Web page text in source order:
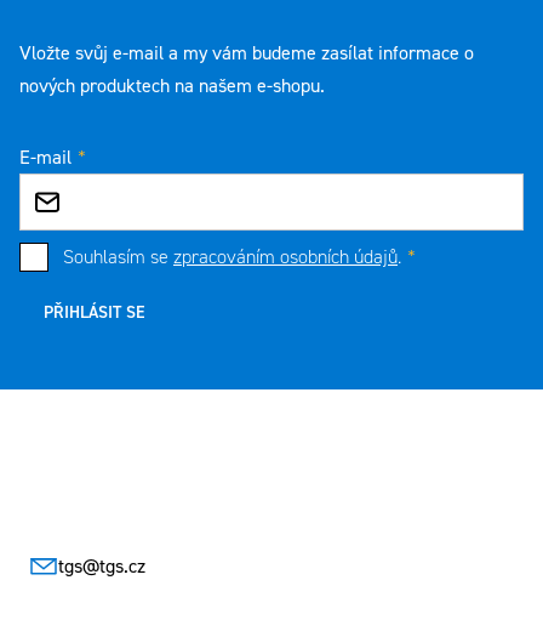
Vložte svůj e-mail a my vám budeme zasílat informace o
nových produktech na našem e-shopu.
E-mail
Souhlasím se zpracováním osobních údajů.
PŘIHLÁSIT SE
tgs@tgs.cz